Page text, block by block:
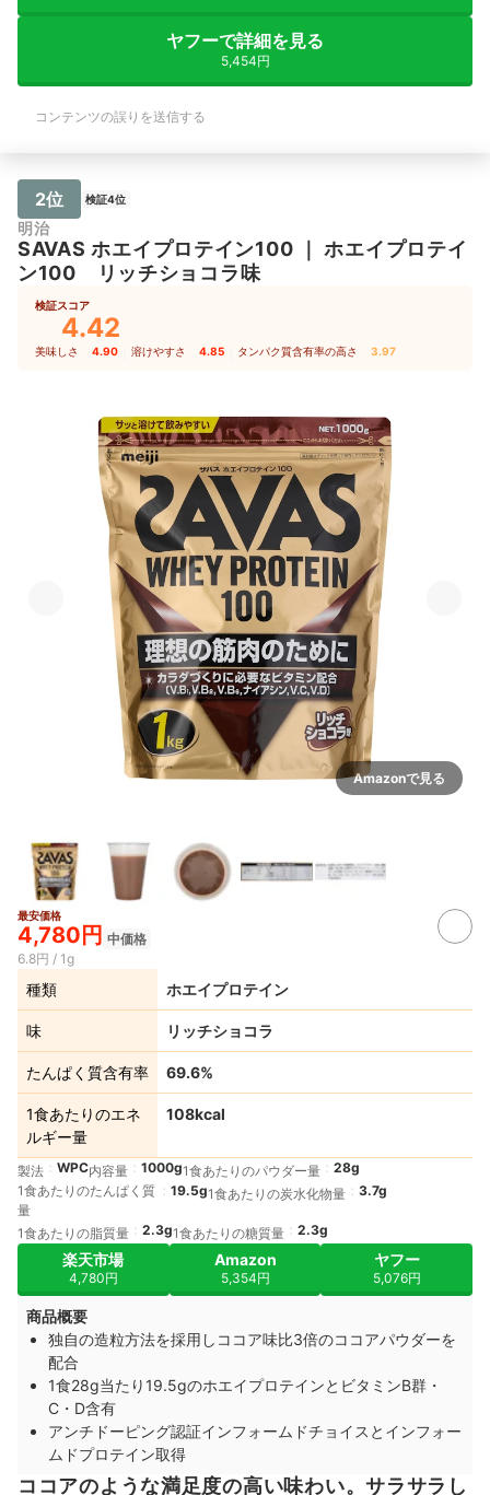
ヤフーで詳細を見る
5,454円
コンテンツの誤りを送信する
2位 検証4位
明治
SAVAS ホエイプロテイン100 ｜ホエイプロテイ
ン100 リッチショコラ味
検証スコア
4.42
美味しさ 4.90 溶けやすさ 4.85 タンパク質含有率の高さ 3.97
Amazonで見る
最安価格
4,780円 中価格
6.8円 / 1g
種類 ホエイプロテイン
味 リッチショコラ
たんぱく質含有率 69.6%
1食あたりのエネ
ルギー量
108kcal
製法 WPC内容量 1000g1食あたりのパウダー量
28g
1食あたりのたんぱく質
量
19.5g1食あたりの炭水化物量 3.7g
1食あたりの脂質量 2.3g1食あたりの糖質量 2.3g
楽天市場
4,780円
Amazon
5,354円
ヤフー
5,076円
商品概要
独自の造粒方法を採用しココア味比3倍のココアパウダーを
配合
1食28g当たり19.5gのホエイプロテインとビタミンB群・
C・D含有
アンチドーピング認証インフォームドチョイスとインフォー
ムドプロテイン取得
ココアのような満足度の高い味わい。サラサラし